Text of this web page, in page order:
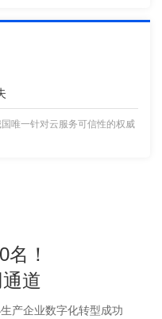
唯一针对云服务可信性的权威
名！
道
产企业数字化转型成功